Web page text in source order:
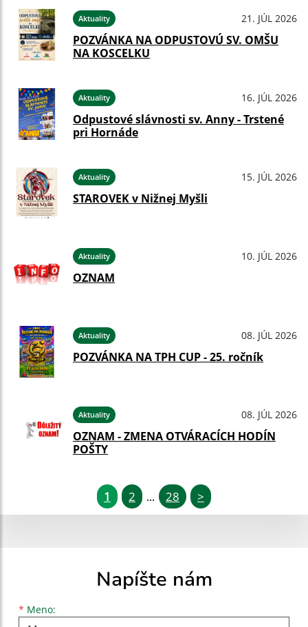
Aktuality 21. JÚL 2026
POZVÁNKA NA ODPUSTOVÚ SV. OMŠU
NA KOSCELKU
Aktuality 16. JÚL 2026
Odpustové slávnosti sv. Anny - Trstené
pri Hornáde
Aktuality 15. JÚL 2026
STAROVEK v Nižnej Myšli
Aktuality 10. JÚL 2026
OZNAM
Aktuality 08. JÚL 2026
POZVÁNKA NA TPH CUP - 25. ročník
Aktuality 08. JÚL 2026
OZNAM - ZMENA OTVÁRACÍCH HODÍN
POŠTY
1 2 ... 28 >
Napíšte nám
* Meno:
Meno
Priezvisko
E-mailová adresa